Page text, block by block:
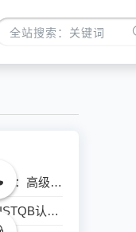
ISTQB CTAL-TA核心考点：高级黑盒测试技术深度解析
测试团队负责人必读：ISTQB认证如何提升团队整体战斗力